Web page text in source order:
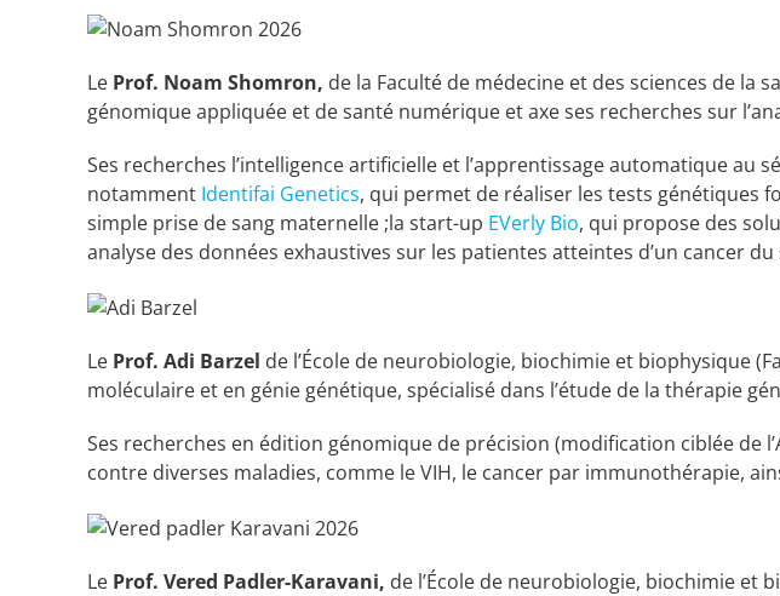
Le Prof. Noam Shomron, de la Faculté de médecine et des sciences de
génomique appliquée et de santé numérique et axe ses recherches sur
Ses recherches l’intelligence artificielle et l’apprentissage automatique
notamment Identifai Genetics, qui permet de réaliser les tests génétiques
simple prise de sang maternelle ;la start-up EVerly Bio, qui propose des
analyse des données exhaustives sur les patientes atteintes d’un cancer
Le Prof. Adi Barzel de l’École de neurobiologie, biochimie et biophysique
moléculaire et en génie génétique, spécialisé dans l’étude de la thérapie
Ses recherches en édition génomique de précision (modification ciblée de
contre diverses maladies, comme le VIH, le cancer par immunothérapie,
Le Prof. Vered Padler-Karavani, de l’École de neurobiologie, biochimie et